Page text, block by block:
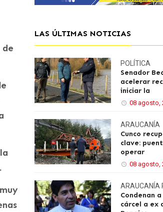
de
LAS ÚLTIMAS NOTICIAS
POLÍTICA
Senador
acelerar
iniciar la
08 agosto,
ARAUCANÍA
Cunco
clave:
operar
08 agosto,
ARAUCANÍA
Condenan
cárcel a ex